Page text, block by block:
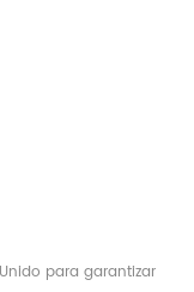
para garantizar